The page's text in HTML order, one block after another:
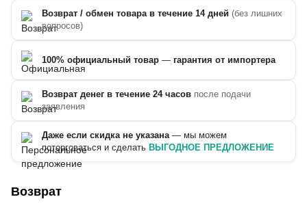
Возврат / обмен товара в течение 14 дней (без лишних
вопросов)
100% официальный товар — гарантия от импортера
Возврат денег в течение 24 часов после подачи
заявления
Даже если скидка не указана — мы можем
поторговаться и сделать ВЫГОДНОЕ ПРЕДЛОЖЕНИЕ
Возврат